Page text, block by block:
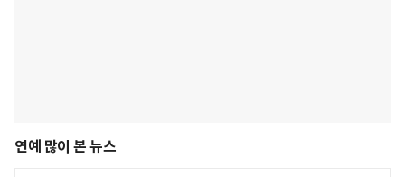
연예 많이 본 뉴스